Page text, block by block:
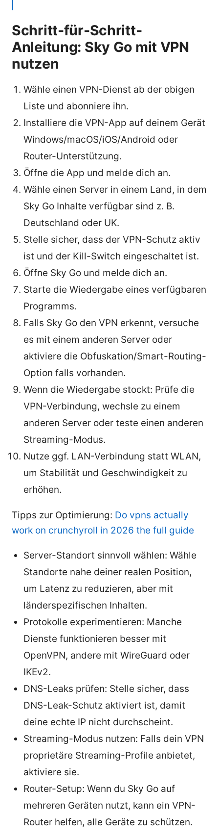
Schritt-für-Schritt-
Anleitung: Sky Go mit VPN
nutzen
Wähle einen VPN-Dienst ab der obigen
Liste und abonniere ihn.
Installiere die VPN-App auf deinem Gerät
Windows/macOS/iOS/Android oder
Router-Unterstützung.
Öffne die App und melde dich an.
Wähle einen Server in einem Land, in dem
Sky Go Inhalte verfügbar sind z. B.
Deutschland oder UK.
Stelle sicher, dass der VPN-Schutz aktiv
ist und der Kill-Switch eingeschaltet ist.
Öffne Sky Go und melde dich an.
Starte die Wiedergabe eines verfügbaren
Programms.
Falls Sky Go den VPN erkennt, versuche
es mit einem anderen Server oder
aktiviere die Obfuskation/Smart-Routing-
Option falls vorhanden.
Wenn die Wiedergabe stockt: Prüfe die
VPN-Verbindung, wechsle zu einem
anderen Server oder teste einen anderen
Streaming-Modus.
Nutze ggf. LAN-Verbindung statt WLAN,
um Stabilität und Geschwindigkeit zu
erhöhen.
Tipps zur Optimierung: Do vpns actually
work on crunchyroll in 2026 the full guide
Server-Standort sinnvoll wählen: Wähle
Standorte nahe deiner realen Position,
um Latenz zu reduzieren, aber mit
länderspezifischen Inhalten.
Protokolle experimentieren: Manche
Dienste funktionieren besser mit
OpenVPN, andere mit WireGuard oder
IKEv2.
DNS-Leaks prüfen: Stelle sicher, dass
DNS-Leak-Schutz aktiviert ist, damit
deine echte IP nicht durchscheint.
Streaming-Modus nutzen: Falls dein VPN
proprietäre Streaming-Profile anbietet,
aktiviere sie.
Router-Setup: Wenn du Sky Go auf
mehreren Geräten nutzt, kann ein VPN-
Router helfen, alle Geräte zu schützen.